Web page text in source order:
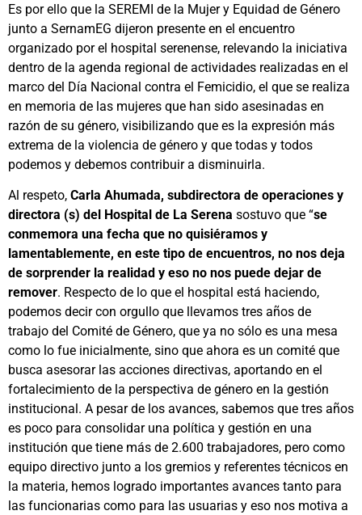
Es por ello que la SEREMI de la Mujer y Equidad de Género
junto a SernamEG dijeron presente en el encuentro
organizado por el hospital serenense, relevando la iniciativa
dentro de la agenda regional de actividades realizadas en el
marco del Día Nacional contra el Femicidio, el que se realiza
en memoria de las mujeres que han sido asesinadas en
razón de su género, visibilizando que es la expresión más
extrema de la violencia de género y que todas y todos
podemos y debemos contribuir a disminuirla.
Al respeto, Carla Ahumada, subdirectora de operaciones y
directora (s) del Hospital de La Serena sostuvo que “se
conmemora una fecha que no quisiéramos y
lamentablemente, en este tipo de encuentros, no nos deja
de sorprender la realidad y eso no nos puede dejar de
remover. Respecto de lo que el hospital está haciendo,
podemos decir con orgullo que llevamos tres años de
trabajo del Comité de Género, que ya no sólo es una mesa
como lo fue inicialmente, sino que ahora es un comité que
busca asesorar las acciones directivas, aportando en el
fortalecimiento de la perspectiva de género en la gestión
institucional. A pesar de los avances, sabemos que tres años
es poco para consolidar una política y gestión en una
institución que tiene más de 2.600 trabajadores, pero como
equipo directivo junto a los gremios y referentes técnicos en
la materia, hemos logrado importantes avances tanto para
las funcionarias como para las usuarias y eso nos motiva a